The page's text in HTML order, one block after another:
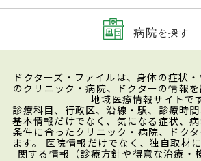
病院を探す
ドクターズ・ファイルは、身体の症状
のクリニック・病院、ドクターの情報
地域医療情報サイトで
診療科目、行政区、沿線・駅、診療時
基本情報だけでなく、気になる症状、
条件に合ったクリニック・病院、ドク
ます。 医院情報だけでなく、独自取材
関する情報（診療方針や得意な治療・